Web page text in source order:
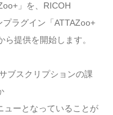
」を、RICOH
ラグイン「ATTAZoo+
提供を開始します。
ブスクリプションの課
ューとなっていることが